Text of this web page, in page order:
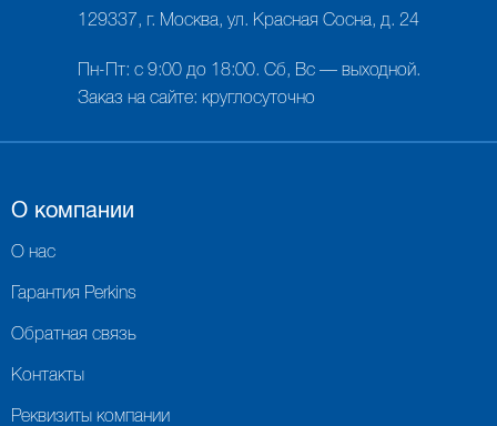
129337, г. Москва, ул. Красная Сосна, д. 24
Пн-Пт: с 9:00 до 18:00. Сб, Вс — выходной.
Заказ на сайте: круглосуточно
О компании
О нас
Гарантия Perkins
Обратная связь
Контакты
Реквизиты компании